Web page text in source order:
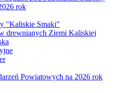
rok
"Kaliskie Smaki"
drewnianych Ziemi Kaliskiej
Powiatowych na 2026 rok